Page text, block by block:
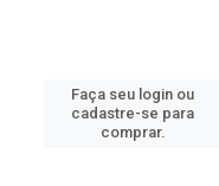
Faça seu login ou
cadastre-se para
comprar.